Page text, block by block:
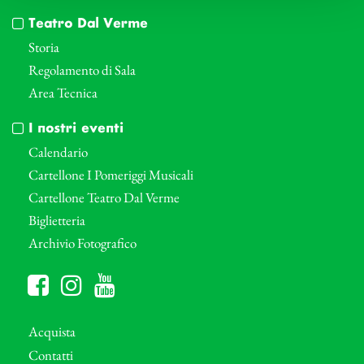
Teatro Dal Verme
Storia
Regolamento di Sala
Area Tecnica
I nostri eventi
Calendario
Cartellone I Pomeriggi Musicali
Cartellone Teatro Dal Verme
Biglietteria
Archivio Fotografico
Acquista
Contatti